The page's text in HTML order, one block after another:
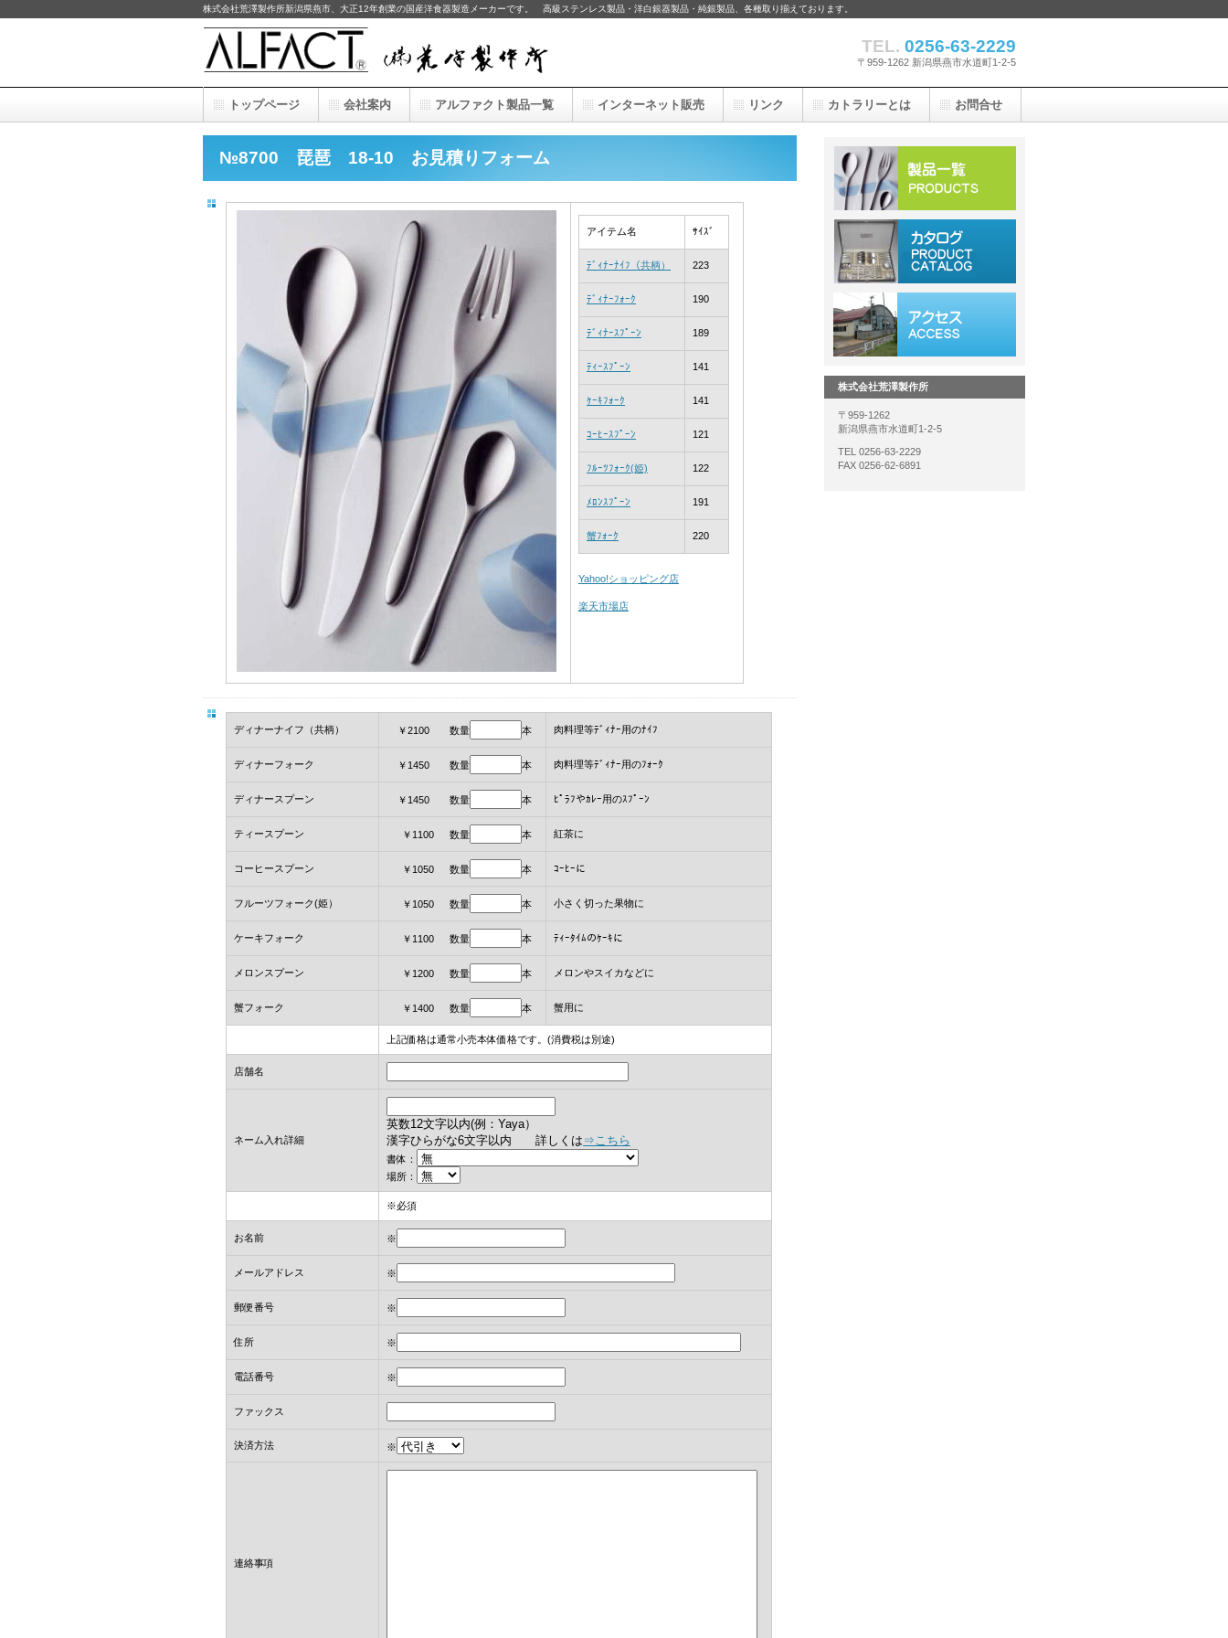
株式会社荒澤製作所新潟県燕市、大正12年創業の国産洋食器製造メーカーです。 高級ステンレス製品・洋白銀器製品・純銀製品、各種取り揃えております。
TEL. 0256-63-2229
〒959-1262 新潟県燕市水道町1-2-5
№8700 琵琶 18-10 お見積りフォーム
アイテム名 ｻｲｽﾞ
ﾃﾞｨﾅｰﾅｲﾌ（共柄） 223
ﾃﾞｨﾅｰﾌｫｰｸ 190
ﾃﾞｨﾅｰｽﾌﾟｰﾝ 189
ﾃｨｰｽﾌﾟｰﾝ 141
ｹｰｷﾌｫｰｸ 141
ｺｰﾋｰｽﾌﾟｰﾝ 121
ﾌﾙｰﾂﾌｫｰｸ(姫) 122
ﾒﾛﾝｽﾌﾟｰﾝ 191
蟹ﾌｫｰｸ 220
Yahoo!ショッピング店
楽天市場店
ディナーナイフ（共柄） ￥2100 数量 本 肉料理等ﾃﾞｨﾅｰ用のﾅｲﾌ
ディナーフォーク ￥1450 数量 本 肉料理等ﾃﾞｨﾅｰ用のﾌｫｰｸ
ディナースプーン ￥1450 数量 本 ﾋﾟﾗﾌやｶﾚｰ用のｽﾌﾟｰﾝ
ティースプーン ￥1100 数量 本 紅茶に
コーヒースプーン ￥1050 数量 本 ｺｰﾋｰに
フルーツフォーク(姫） ￥1050 数量 本 小さく切った果物に
ケーキフォーク ￥1100 数量 本 ﾃｨｰﾀｲﾑのｹｰｷに
メロンスプーン ￥1200 数量 本 メロンやスイカなどに
蟹フォーク ￥1400 数量 本 蟹用に
上記価格は通常小売本体価格です。(消費税は別途)
店舗名
ネーム入れ詳細
英数12文字以内(例：Yaya）
漢字ひらがな6文字以内 詳しくは⇒こちら
書体：
場所：
※必須
お名前 ※
メールアドレス ※
郵便番号 ※
住所 ※
電話番号 ※
ファックス
決済方法 ※
連絡事項
トップページ 会社案内 アルファクト製品一覧 インターネット販売 リンク カトラリーとは お問合せ
株式会社荒澤製作所
〒959-1262
新潟県燕市水道町1-2-5
TEL 0256-63-2229
FAX 0256-62-6891